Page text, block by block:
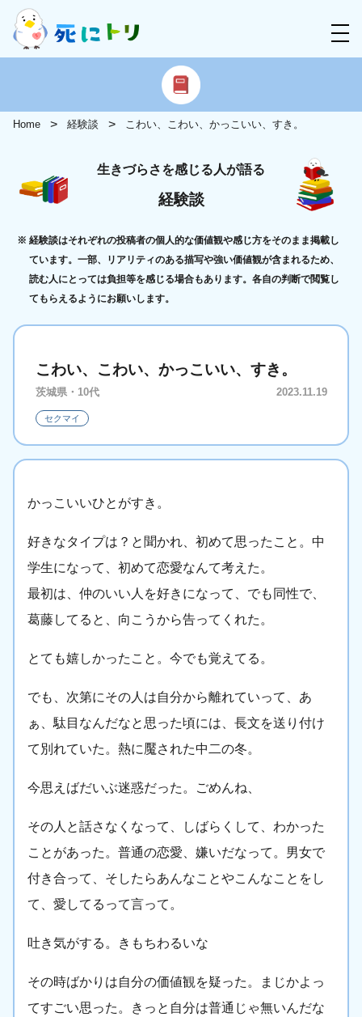
Home 経験談 こわい、こわい、かっこいい、すき。
生きづらさを感じる人が語る
経験談
経験談はそれぞれの投稿者の個人的な価値観や感じ方をそのまま掲載し
ています。一部、リアリティのある描写や強い価値観が含まれるため、
読む人にとっては負担等を感じる場合もあります。各自の判断で閲覧し
てもらえるようにお願いします。
こわい、こわい、かっこいい、すき。
茨城県・10代 2023.11.19
セクマイ
かっこいいひとがすき。
好きなタイプは？と聞かれ、初めて思ったこと。中
学生になって、初めて恋愛なんて考えた。
最初は、仲のいい人を好きになって、でも同性で、
葛藤してると、向こうから告ってくれた。
とても嬉しかったこと。今でも覚えてる。
でも、次第にその人は自分から離れていって、あ
ぁ、駄目なんだなと思った頃には、長文を送り付け
て別れていた。熱に魘された中二の冬。
今思えばだいぶ迷惑だった。ごめんね、
その人と話さなくなって、しばらくして、わかった
ことがあった。普通の恋愛、嫌いだなって。男女で
付き合って、そしたらあんなことやこんなことをし
て、愛してるって言って。
吐き気がする。きもちわるいな
その時ばかりは自分の価値観を疑った。まじかよっ
てすごい思った。きっと自分は普通じゃ無いんだな